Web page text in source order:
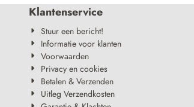
Klantenservice
Stuur een bericht!
Informatie voor klanten
Voorwaarden
Privacy en cookies
Betalen & Verzenden
Uitleg Verzendkosten